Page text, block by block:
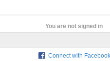
You are not signed in
Connect with Facebook